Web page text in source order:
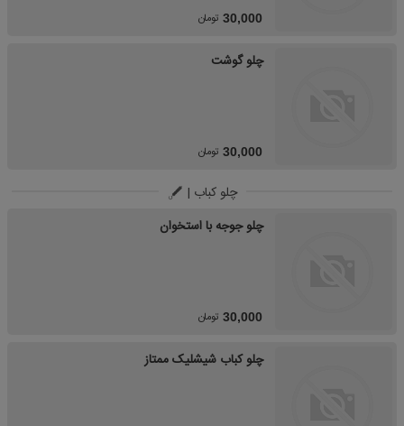
30,000 تومان
چلو گوشت
30,000 تومان
چلو کباب |
چلو جوجه با استخوان
30,000 تومان
چلو کباب شیشلیک ممتاز